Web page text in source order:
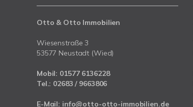
Otto & Otto Immobilien
Wiesenstraße 3
53577 Neustadt (Wied)
Mobil: 01577 6136228
Tel.: 02683 / 9663806
E-Mail: info@otto-otto-immobilien.de